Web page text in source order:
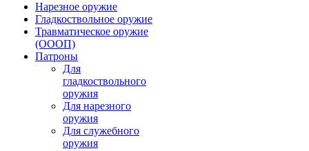
Нарезное оружие
Гладкоствольное оружие
Травматическое оружие
(ОООП)
Патроны
Для
гладкоствольного
оружия
Для нарезного
оружия
Для служебного
оружия